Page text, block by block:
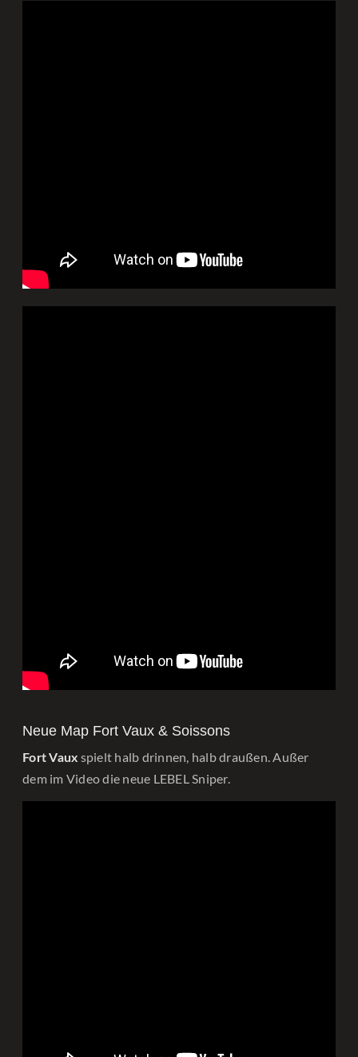
Neue Map Fort Vaux & Soissons
Fort Vaux spielt halb drinnen, halb draußen. Außer
dem im Video die neue LEBEL Sniper.